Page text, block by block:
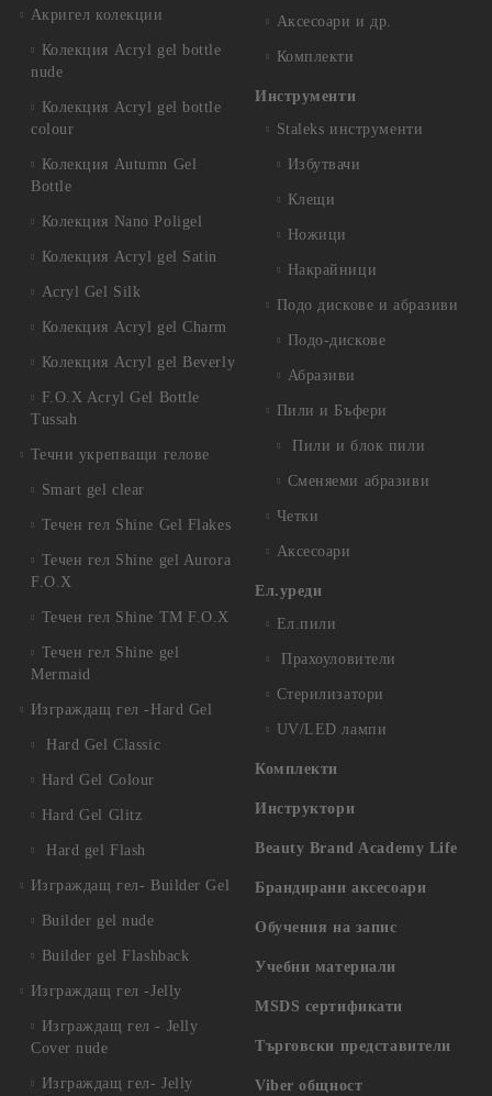
Акригел колекции
Колекция Acryl gel bottle
nude
Колекция Acryl gel bottle
colour
Колекция Autumn Gel
Bottle
Колекция Nano Poligel
Колекция Acryl gel Satin
Acryl Gel Silk
Колекция Acryl gel Charm
Колекция Acryl gel Beverly
F.O.X Acryl Gel Bottle
Tussah
Течни укрепващи гелове
Smart gel clear
Течен гел Shine Gel Flakes
Течен гел Shine gel Aurora
F.O.X
Течен гел Shine TM F.O.X
Течен гел Shine gel
Mermaid
Изграждащ гел -Hard Gel
Hard Gel Classic
Hard Gel Colour
Hard Gel Glitz
Hard gel Flash
Изграждащ гел- Builder Gel
Builder gel nude
Builder gel Flashback
Изграждащ гел -Jelly
Изграждащ гел - Jelly
Cover nude
Изграждащ гел- Jelly
Аксесоари и др.
Комплекти
Инструменти
Staleks инструменти
Избутвачи
Клещи
Ножици
Накрайници
Подо дискове и абразиви
Подо-дискове
Абразиви
Пили и Бъфери
Пили и блок пили
Сменяеми абразиви
Четки
Аксесоари
Ел.уреди
Ел.пили
Прахоуловители
Стерилизатори
UV/LED лампи
Комплекти
Инструктори
Beauty Brand Academy Life
Брандирани аксесоари
Обучения на запис
Учебни материали
MSDS сертификати
Търговски представители
Viber общност